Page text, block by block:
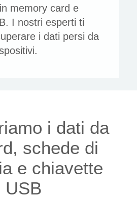
memory card e
I nostri esperti ti
i dati persi da
i dati da
schede di
e chiavette
USB